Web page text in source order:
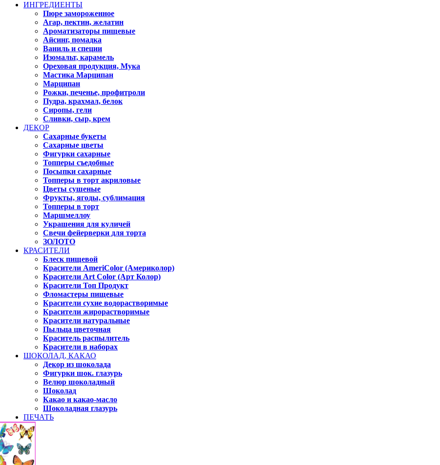
ИНГРЕДИЕНТЫ
Пюре замороженное
Агар, пектин, желатин
Ароматизаторы пищевые
Айсинг, помадка
Ваниль и специи
Изомальт, карамель
Ореховая продукция, Мука
Мастика Марципан
Марципан
Рожки, печенье, профитроли
Пудра, крахмал, белок
Сиропы, гели
Сливки, сыр, крем
ДЕКОР
Сахарные букеты
Сахарные цветы
Фигурки сахарные
Топперы съедобные
Посыпки сахарные
Топперы в торт акриловые
Цветы сушеные
Фрукты, ягоды, сублимация
Топперы в торт
Маршмеллоу
Украшения для куличей
Свечи фейерверки для торта
ЗОЛОТО
КРАСИТЕЛИ
Блеск пищевой
Красители AmeriColor (Америколор)
Красители Art Color (Арт Колор)
Красители Топ Продукт
Фломастеры пищевые
Красители сухие водорастворимые
Красители жирорастворимые
Красители натуральные
Пыльца цветочная
Краситель распылитель
Красители в наборах
ШОКОЛАД, КАКАО
Декор из шоколада
Фигурки шок. глазурь
Велюр шоколадный
Шоколад
Какао и какао-масло
Шоколадная глазурь
ПЕЧАТЬ